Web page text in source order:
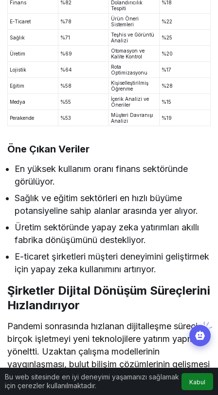
Finans %82
Dolandırıcılık
Tespiti
%18
E-Ticaret %78
Ürün Öneri
Sistemleri
%22
Sağlık %71
Teşhis ve Görüntü
Analizi
%25
Üretim %69
Otomasyon ve
Kalite Kontrol
%20
Lojistik %64
Rota
Optimizasyonu
%17
Eğitim %58
Kişiselleştirilmiş
Öğrenme
%28
Medya %55
İçerik Analizi ve
Öneriler
%15
Perakende %53
Müşteri Davranışı
Analizi
%19
Öne Çıkan Veriler
En yüksek kullanım oranı finans sektöründe
görülüyor.
Sağlık ve eğitim sektörleri en hızlı büyüme
potansiyeline sahip alanlar arasında yer alıyor.
Üretim sektöründe yapay zeka yatırımları akıllı
fabrika dönüşümünü destekliyor.
E-ticaret şirketleri müşteri deneyimini geliştirmek
için yapay zeka kullanımını artırıyor.
Şirketler Dijital Dönüşüm Süreçlerini
Hızlandırıyor
Pandemi sonrasında hızlanan dijitalleşme süreci,
birçok işletmeyi yeni teknolojilere yatırım yapmaya
yöneltti. Uzaktan çalışma modellerinin
yaygınlaşması, bulut bilişim çözümlerinin gelişmesi
ve veri odaklı yönetim anlayışının güçlenmesiyle
birlikte yapay zeka projeleri de kurumsal
Bu web sitesinde en iyi deneyimi yaşamanızı sağlamak
için çerezler kullanılmaktadır.
Kabul